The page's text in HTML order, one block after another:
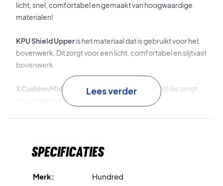
licht, snel, comfortabel en gemaakt van hoogwaardige
materialen!
KPU Shield Upperis het materiaal dat is gebruikt voor het
bovenwerk. Dit zorgt voor een licht, comfortabel en slijtvast
bovenwerk.
X Cushion Midsole
is de dempende tussenzool die zorgt
voor maximaal comfort, schokabsorptie en
maximale ondersteuning en stabiliteit.
Active Grip Outsole
is de buitenzool die voor stabiele grip
Lees verder
Specificaties
Merk:
Hundred